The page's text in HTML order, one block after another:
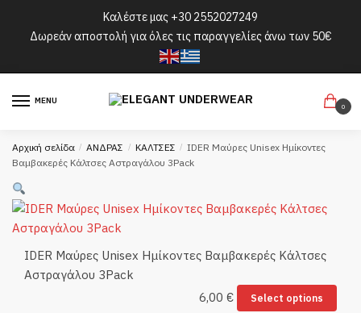
navigation
Καλέστε μας +30 2552027249
Δωρεάν αποστολή για όλες τις παραγγελίες άνω των 50€
MENU
0
Αρχική σελίδα / ΑΝΔΡΑΣ / ΚΑΛΤΣΕΣ / IDER Μαύρες Unisex Ημίκοντες
Βαμβακερές Κάλτσες Αστραγάλου 3Pack
IDER Μαύρες Unisex Ημίκοντες Βαμβακερές Κάλτσες
Αστραγάλου 3Pack
6,00€ Select options